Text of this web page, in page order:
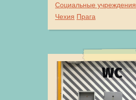
Социальные учреждения
Чехия Прага